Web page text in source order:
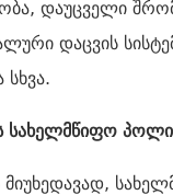
დაუცველი
დაცვის